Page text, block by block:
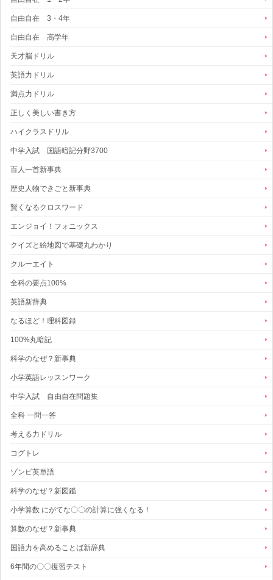
自由自在 3・4年
自由自在 高学年
天才脳ドリル
英語力ドリル
満点力ドリル
正しく美しい書き方
ハイクラスドリル
中学入試 国語暗記分野3700
百人一首新事典
歴史人物できごと新事典
賢くなるクロスワード
エンジョイ！フォニックス
クイズと絵地図で基礎丸わかり
クルーエイト
全科の要点100%
英語新辞典
なるほど！理科図録
100%丸暗記
科学のなぜ？新事典
小学英語レッスンワーク
中学入試 自由自在問題集
全科 一問一答
考える力ドリル
コグトレ
ゾンビ英単語
科学のなぜ？新図鑑
小学算数 にがてな〇〇の計算に強くなる！
算数のなぜ？新事典
国語力を高めることば新辞典
6年間の〇〇復習テスト